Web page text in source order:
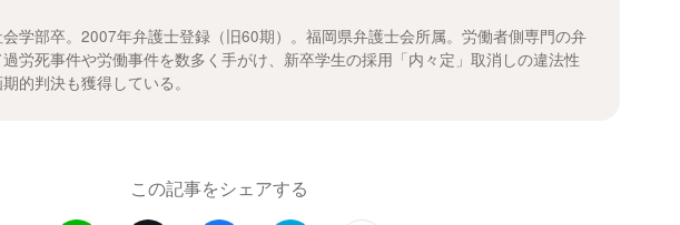
学部卒。2007年弁護士登録（旧60期）。福岡県弁護士会所属。労働者側専門の弁
労死事件や労働事件を数多く手がけ、新卒学生の採用「内々定」取消しの違法性
的判決も獲得している。
この記事をシェアする